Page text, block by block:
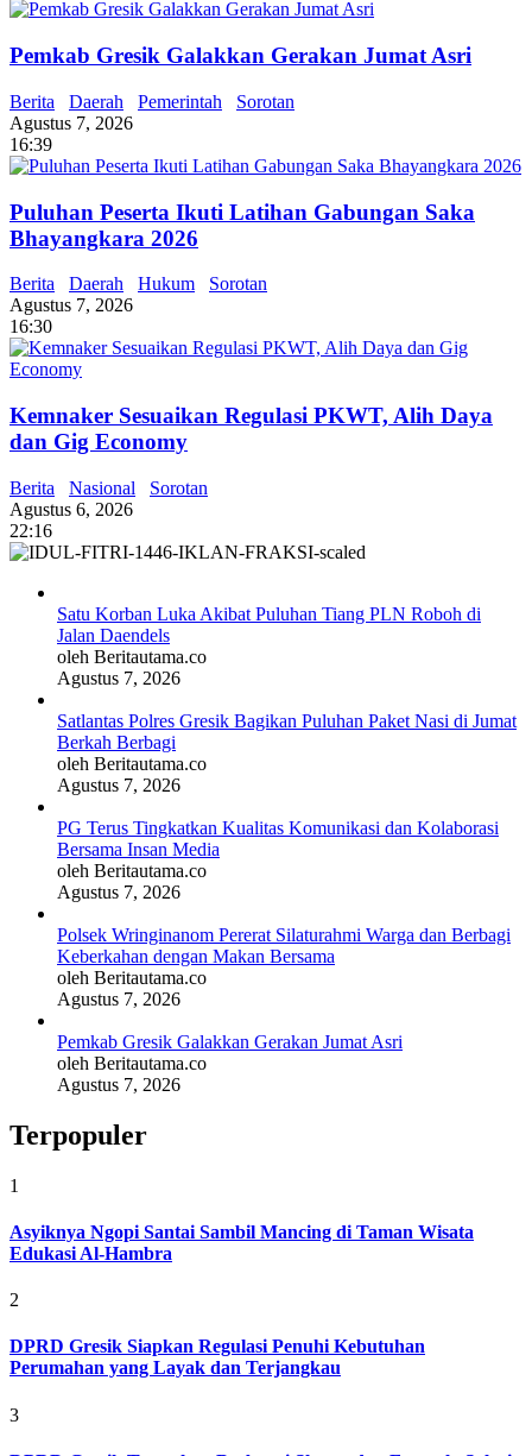
Pemkab Gresik Galakkan Gerakan Jumat Asri
Berita Daerah Pemerintah
Sorotan
Agustus 7, 2026
16:39
Puluhan Peserta Ikuti Latihan Gabungan Saka
Bhayangkara 2026
Berita Daerah Hukum
Sorotan
Agustus 7, 2026
16:30
Kemnaker Sesuaikan Regulasi PKWT, Alih Daya
dan Gig Economy
Berita Nasional
Sorotan
Agustus 6, 2026
22:16
Satu Korban Luka Akibat Puluhan Tiang PLN Roboh di
Jalan Daendels
oleh Beritautama.co
Agustus 7, 2026
Satlantas Polres Gresik Bagikan Puluhan Paket Nasi di Jumat
Berkah Berbagi
oleh Beritautama.co
Agustus 7, 2026
PG Terus Tingkatkan Kualitas Komunikasi dan Kolaborasi
Bersama Insan Media
oleh Beritautama.co
Agustus 7, 2026
Polsek Wringinanom Pererat Silaturahmi Warga dan Berbagi
Keberkahan dengan Makan Bersama
oleh Beritautama.co
Agustus 7, 2026
Pemkab Gresik Galakkan Gerakan Jumat Asri
oleh Beritautama.co
Agustus 7, 2026
Terpopuler
1
Asyiknya Ngopi Santai Sambil Mancing di Taman Wisata
Edukasi Al-Hambra
2
DPRD Gresik Siapkan Regulasi Penuhi Kebutuhan
Perumahan yang Layak dan Terjangkau
3